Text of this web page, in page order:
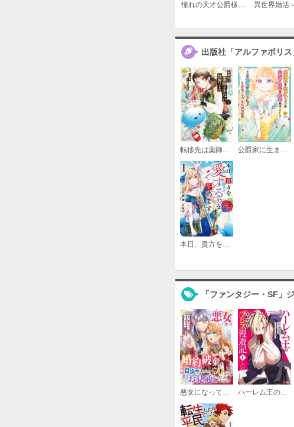
第9話
第10話
必要ポ
第13話
必要ポ
第14話
必要ポ
憧れの天才公爵様と結婚の予定でしたが、本日婚約解消を言い逃げします
出版社「アルファポリ
転移先は薬師が少ない世界でした 公爵家に生まれて初日に跡継ぎ失格の烙印を押されましたが今日も元気に生きてます！
本日、貴方を愛するのをやめます 王妃と不倫した貴方が悪いのですよ？
「ファンタジー・SF」
悪女になって婚約破棄を目論みましたが、陛下にはお見通しだったようです ハーレム王の異世界プレス漫遊記 ～最強無双のおじさんはあらゆる種族を嫁にする～（コミック）